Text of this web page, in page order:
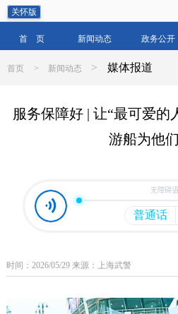
关怀版
首 页 新闻动态 政务公开
首页 > 新闻动态 > 媒体报道
服务保障好 | 让“最可爱的
游船为他
时间：2026/05/29 来源：上海武警